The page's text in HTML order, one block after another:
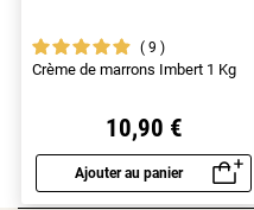
9
Crème de marrons Imbert 1 Kg
10,90 €
Ajouter au panier
Aperçu rapide